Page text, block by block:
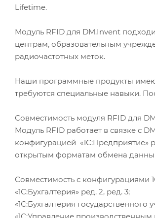
Lifetime.
Модуль RFID для DM.Invent
центрам, образовательным
радиочастотных меток.
Наши программные продукты
требуются специальные навыки.
Совместимость модуля RFID для
Модуль RFID работает в связке с
конфигурацией «1С:Предприятие»
открытым форматам обмена
Совместимость с конфигурациями
«1С:Бухгалтерия» ред. 2, ред. 3;
«1С:Бухгалтерия государственного